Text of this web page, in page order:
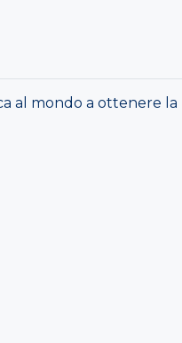
al mondo a ottenere la